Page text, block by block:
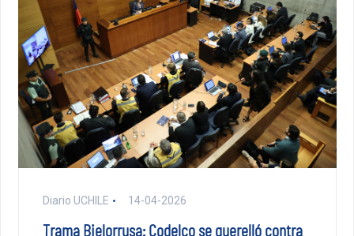
Diario UCHILE 14-04-2026
Trama Bielorrusa: Codelco se querelló contra